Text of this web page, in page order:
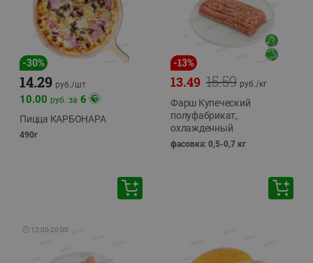
-30%
14.29 руб./шт
10.00 руб. за 6
Пицца КАРБОНАРА
490г
-13%
15.59
13.49 руб./кг
Фарш Купеческий
полуфабрикат,
охлажденный
фасовка: 0,5-0,7 кг
🕘 12:00-20:00